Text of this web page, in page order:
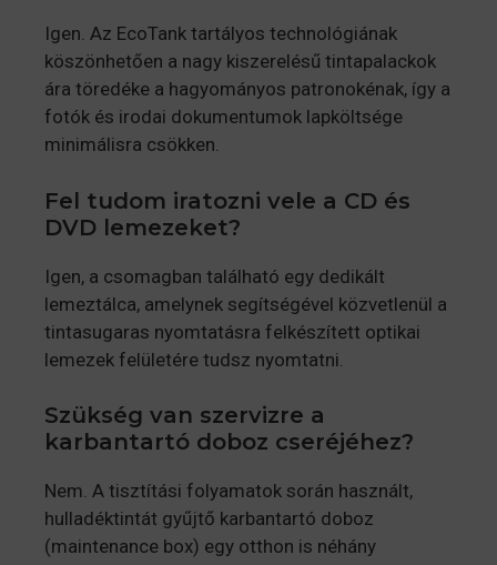
Igen. Az EcoTank tartályos technológiának
köszönhetően a nagy kiszerelésű tintapalackok
ára töredéke a hagyományos patronokénak, így a
fotók és irodai dokumentumok lapköltsége
minimálisra csökken.
Fel tudom iratozni vele a CD és
DVD lemezeket?
Igen, a csomagban található egy dedikált
lemeztálca, amelynek segítségével közvetlenül a
tintasugaras nyomtatásra felkészített optikai
lemezek felületére tudsz nyomtatni.
Szükség van szervizre a
karbantartó doboz cseréjéhez?
Nem. A tisztítási folyamatok során használt,
hulladéktintát gyűjtő karbantartó doboz
(maintenance box) egy otthon is néhány